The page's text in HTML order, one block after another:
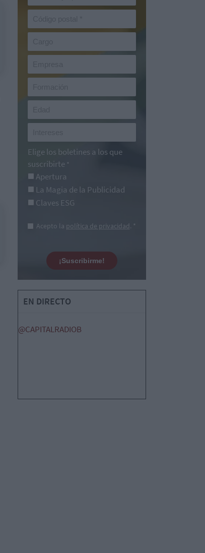
Elige los boletines a los que
suscribirte *
Apertura
La Magia de la Publicidad
Claves ESG
Acepto la política de privacidad. *
¡Suscribirme!
EN DIRECTO
@CAPITALRADIOB